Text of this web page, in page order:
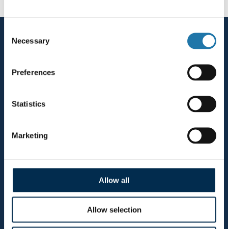
Necessary
Preferences
Statistics
Marketing
Allow all
Allow selection
KONTAKT SALG
salg@vibocold.dk
KONTAKT SERVICE
+45 87 50 34 19
service@vibocold.dk